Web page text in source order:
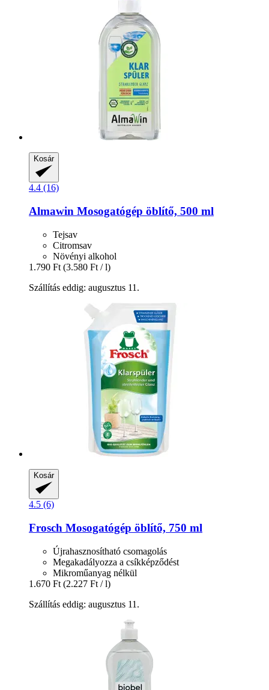
Kosár
4.4 (16)
Almawin Mosogatógép öblítő, 500 ml
Tejsav
Citromsav
Növényi alkohol
1.790 Ft (3.580 Ft / l)
Szállítás eddig: augusztus 11.
Kosár
4.5 (6)
Frosch Mosogatógép öblítő, 750 ml
Újrahasznosítható csomagolás
Megakadályozza a csíkképződést
Mikroműanyag nélkül
1.670 Ft (2.227 Ft / l)
Szállítás eddig: augusztus 11.